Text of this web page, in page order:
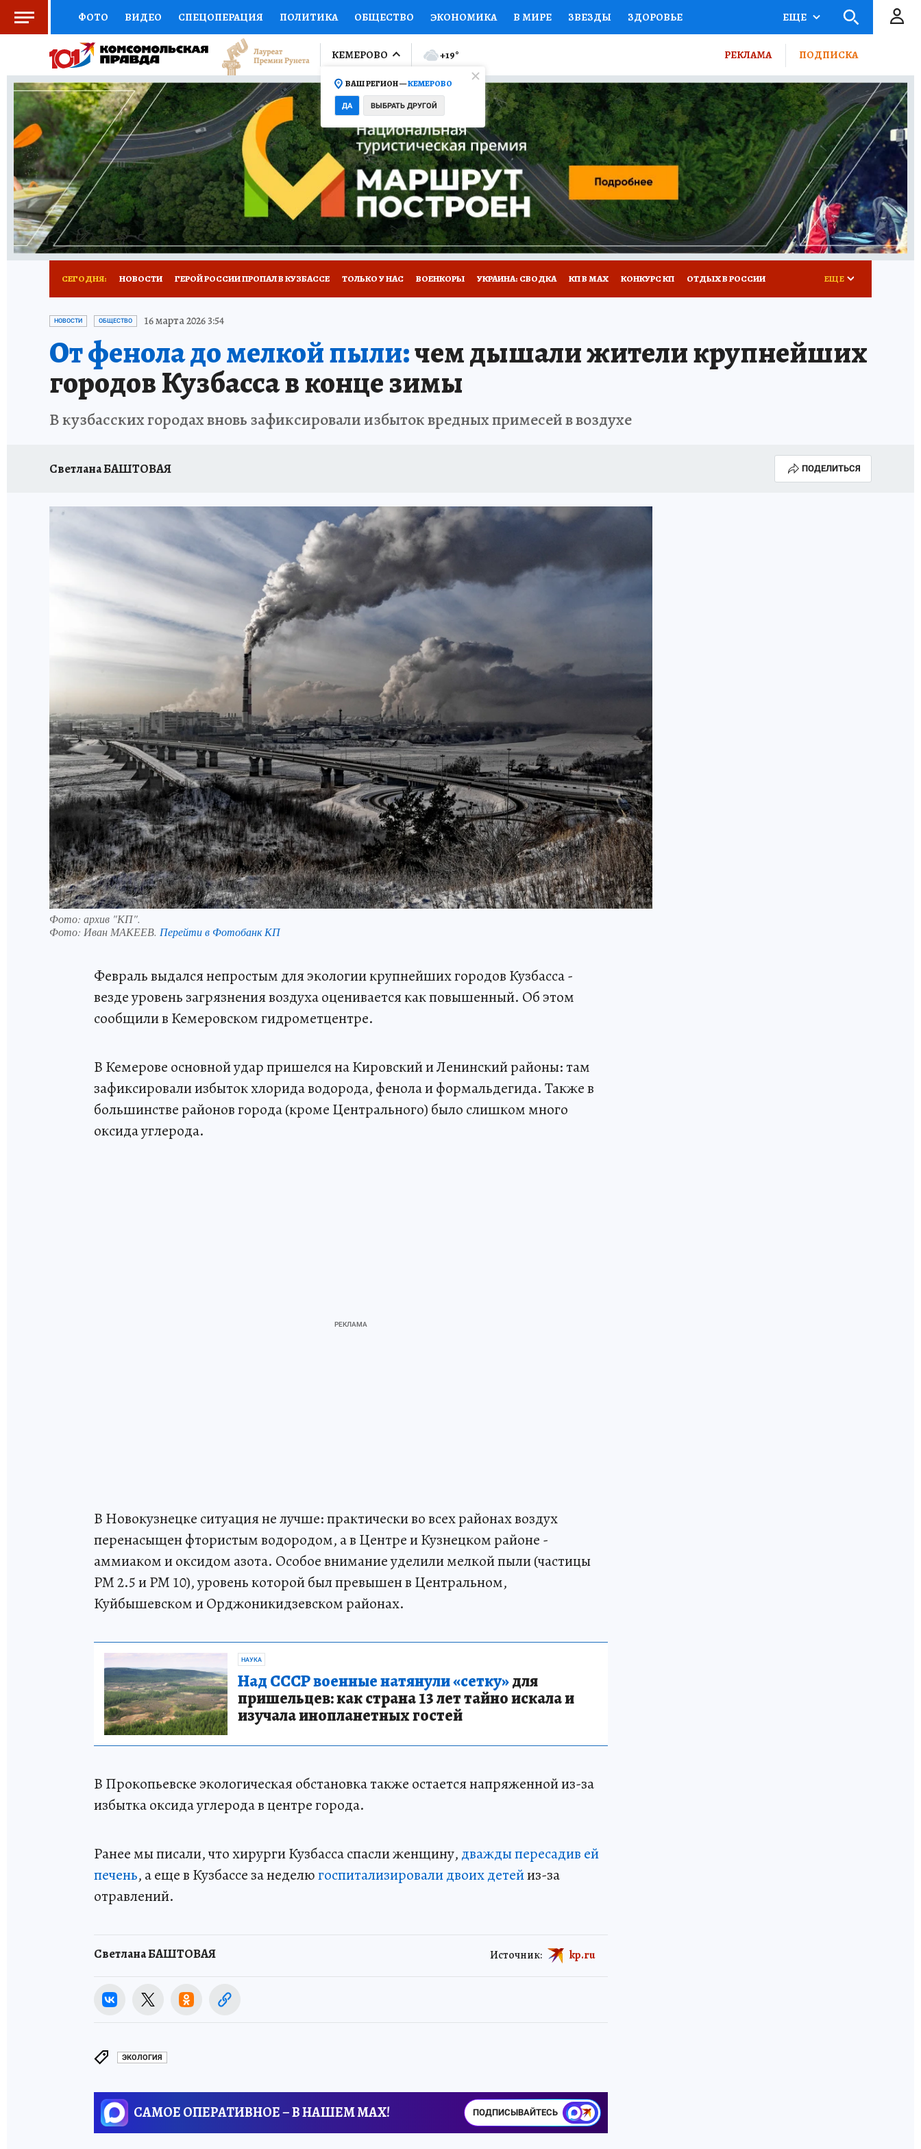
ФОТО ВИДЕО СПЕЦОПЕРАЦИЯ ПОЛИТИКА ОБЩЕСТВО ЭКОНОМИКА В МИРЕ ЗВЕЗДЫ ЗДОРОВЬЕ
СОЦПОДДЕРЖКА НАУКА СПОРТ КОЛУМНИСТЫ ПРОИСШЕСТВИЯ
ВЫБОР ЭКСПЕРТОВ ДОКТОР ФИНАНСЫ ОТКРЫВАЕМ МИР Я ЗНАЮ СЕМЬЯ ЖЕНСКИЕ СЕКРЕТЫ ПУТЕВОДИТЕЛЬ
КНИЖНАЯ ПОЛКА ПРОГНОЗЫ НА СПОРТ ПРОМОКОДЫ СЕРИАЛЫ СПЕЦПРОЕКТЫ ДЕФИЦИТ ЖЕЛЕЗА ТУРИЗМ
ПРЕСС-ЦЕНТР НЕДВИЖИМОСТЬ ТЕЛЕВИЗОР КОНКУРСЫ РАБОТА У НАС ГИД ПОТРЕБИТЕЛЯ ВСЕ О КП РАДИО КП
РЕКЛАМА ТЕСТЫ НОВОЕ НА САЙТЕ
ЕЩЕ
КЕМЕРОВО
ВАШ РЕГИОН —КЕМЕРОВО
ДА ВЫБРАТЬ ДРУГОЙ
+19° РЕКЛАМА ПОДПИСКА
СЕГОДНЯ: НОВОСТИ ГЕРОЙ РОССИИ ПРОПАЛ В КУЗБАССЕ ТОЛЬКО У НАС ВОЕНКОРЫ УКРАИНА: СВОДКА КП В МАХ КОНКУРС КП ОТДЫХ В РОССИИ
ЗАПОВЕДНАЯ РОССИЯ
ЕЩЕ
НОВОСТИ ОБЩЕСТВО 16 марта 2026 3:54
От фенола до мелкой пыли:чем дышали жители крупнейших
городов Кузбасса в конце зимы
В кузбасских городах вновь зафиксировали избыток вредных примесей в воздухе
Светлана БАШТОВАЯ ПОДЕЛИТЬСЯ
Фото: архив "КП".
Фото: Иван МАКЕЕВ. Перейти в Фотобанк КП
Февраль выдался непростым для экологии крупнейших городов Кузбасса -
везде уровень загрязнения воздуха оценивается как повышенный. Об этом
сообщили в Кемеровском гидрометцентре.
В Кемерове основной удар пришелся на Кировский и Ленинский районы: там
зафиксировали избыток хлорида водорода, фенола и формальдегида. Также в
большинстве районов города (кроме Центрального) было слишком много
оксида углерода.
В Новокузнецке ситуация не лучше: практически во всех районах воздух
перенасыщен фтористым водородом, а в Центре и Кузнецком районе -
аммиаком и оксидом азота. Особое внимание уделили мелкой пыли (частицы
PM 2.5 и PM 10), уровень которой был превышен в Центральном,
Куйбышевском и Орджоникидзевском районах.
НАУКА
Над СССР военные натянули «сетку»для
пришельцев: как страна 13 лет тайно искала и
изучала инопланетных гостей
В Прокопьевске экологическая обстановка также остается напряженной из-за
избытка оксида углерода в центре города.
Ранее мы писали, что хирурги Кузбасса спасли женщину, дважды пересадив ей
печень, а еще в Кузбассе за неделюгоспитализировали двоих детейиз-за
отравлений.
Светлана БАШТОВАЯ Источник: kp.ru
ЭКОЛОГИЯ
САМОЕ ОПЕРАТИВНОЕ – В НАШЕМ MAX! ПОДПИСЫВАЙТЕСЬ